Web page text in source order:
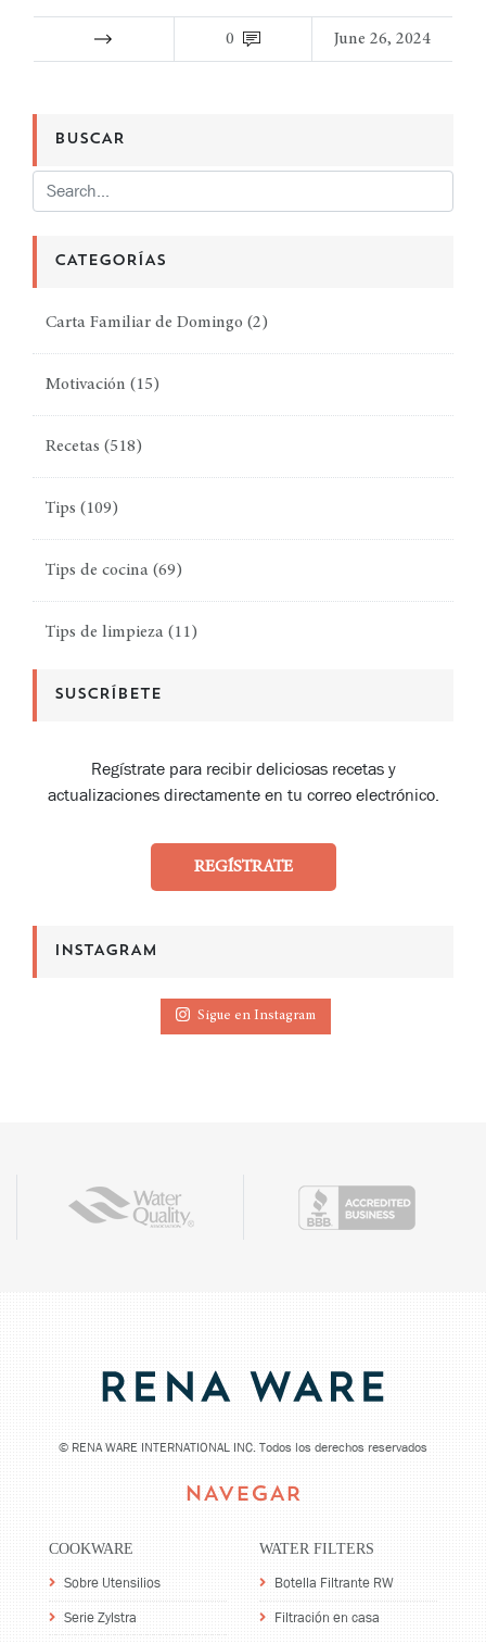
0 June 26, 2024
BUSCAR
CATEGORÍAS
Carta Familiar de Domingo (2)
Motivación (15)
Recetas (518)
Tips (109)
Tips de cocina (69)
Tips de limpieza (11)
SUSCRÍBETE
Regístrate para recibir deliciosas recetas y
actualizaciones directamente en tu correo electrónico.
REGÍSTRATE
INSTAGRAM
Sigue en Instagram
© RENA WARE INTERNATIONAL INC. Todos los derechos reservados
NAVEGAR
COOKWARE
Sobre Utensilios
Serie Zylstra
WATER FILTERS
Botella Filtrante RW
Filtración en casa